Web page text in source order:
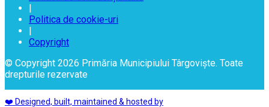
|
Politica de cookie-uri
|
Copyright
© Copyright 2026 Primăria Municipiului Târgoviște. Toate
drepturile rezervate
❤️ Designed, built, maintained & hosted by